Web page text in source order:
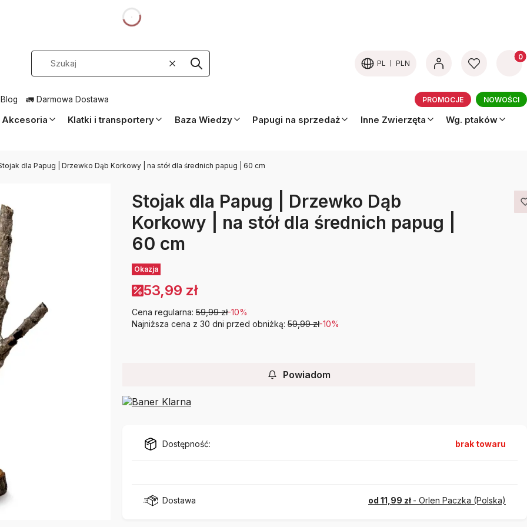
WyczyśćSzukaj PL PLN
🚛 Darmowa Dostawa PROMOCJE NOWOŚCI
Akcesoria Klatki i transportery Baza Wiedzy Papugi na sprzedaż Inne Zwierzęta Wg. ptaków
dla Papug | Drzewko Dąb Korkowy | na stół dla średnich papug | 60 cm
Stojak dla Papug | Drzewko Dąb
Korkowy | na stół dla średnich papug |
60 cm
Etykiety
Okazja
53,99 zł
Cena regularna: 59,99 zł-10%
Najniższa cena z 30 dni przed obniżką: 59,99 zł-10%
Powiadom
Dostępność: brak towaru
Dostawa od 11,99 zł - Orlen Paczka (Polska)